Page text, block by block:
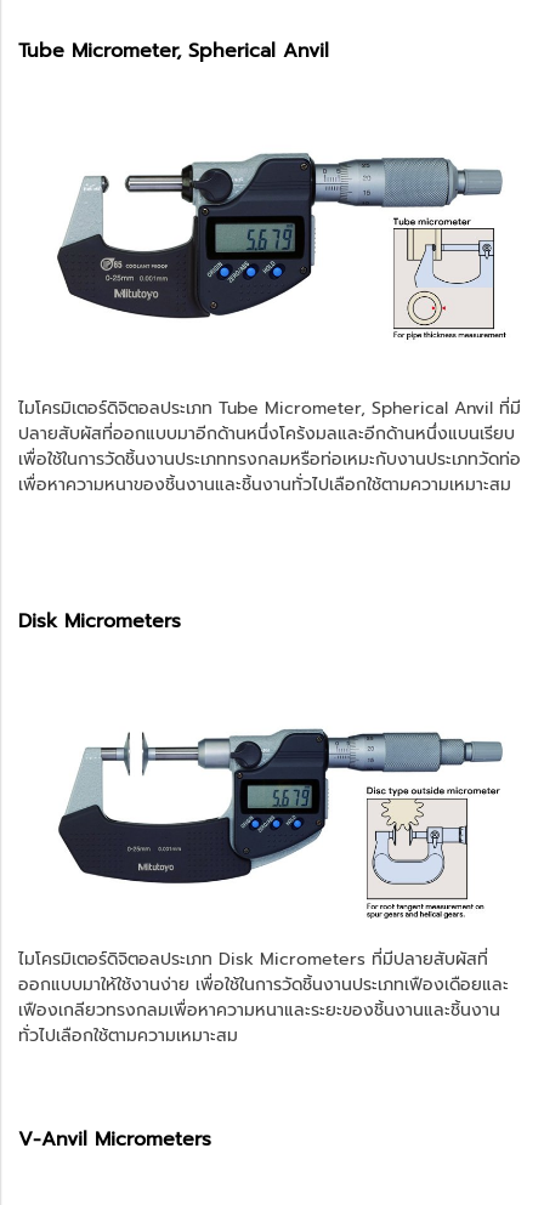
Tube Micrometer, Spherical Anvil
ไมโครมิเตอร์ดิจิตอลประเภท Tube Micrometer, Spherical Anvil ที่มี
ปลายสับผัสที่ออกแบบมาอีกด้านหนึ่งโคร้งมลและอีกด้านหนึ่งแบนเรียบ
เพื่อใช้ในการวัดชิ้นงานประเภททรงกลมหรือท่อเหมะกับงานประเภทวัดท่อ
เพื่อหาความหนาของชิ้นงานและชิ้นงานทั่วไปเลือกใช้ตามความเหมาะสม
Disk Micrometers
ไมโครมิเตอร์ดิจิตอลประเภท Disk Micrometers ที่มีปลายสับผัสที่
ออกแบบมาให้ใช้งานง่าย เพื่อใช้ในการวัดชิ้นงานประเภทเฟืองเดือยและ
เฟืองเกลียวทรงกลมเพื่อหาความหนาและระยะของชิ้นงานและชิ้นงาน
ทั่วไปเลือกใช้ตามความเหมาะสม
V-Anvil Micrometers